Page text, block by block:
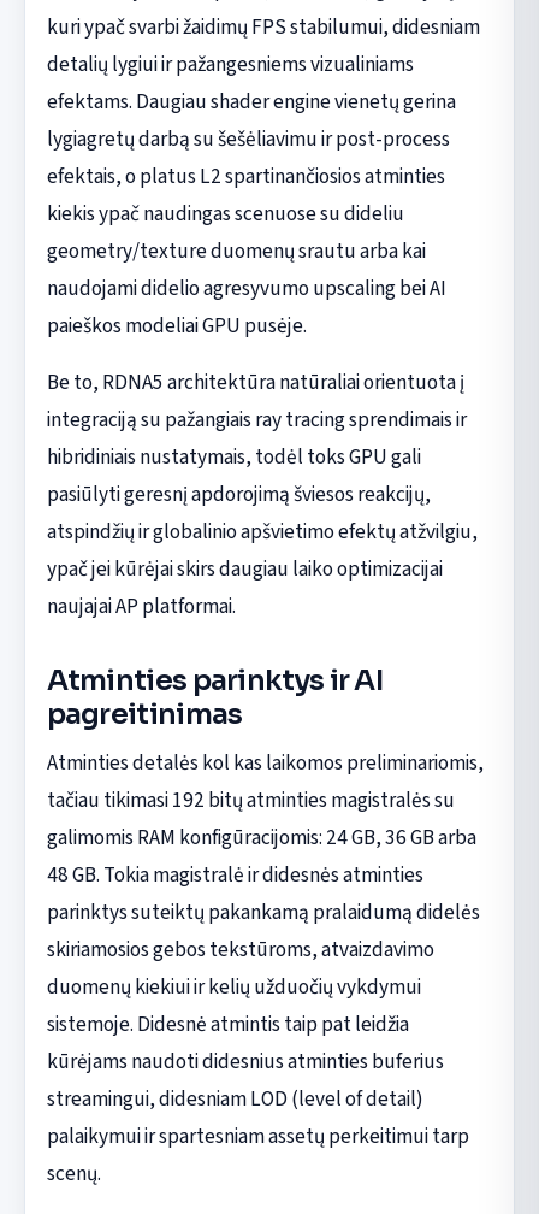
kuri ypač svarbi žaidimų FPS stabilumui, didesniam
detalių lygiui ir pažangesniems vizualiniams
efektams. Daugiau shader engine vienetų gerina
lygiagretų darbą su šešėliavimu ir post-process
efektais, o platus L2 spartinančiosios atminties
kiekis ypač naudingas scenuose su dideliu
geometry/texture duomenų srautu arba kai
naudojami didelio agresyvumo upscaling bei AI
paieškos modeliai GPU pusėje.
Be to, RDNA5 architektūra natūraliai orientuota į
integraciją su pažangiais ray tracing sprendimais ir
hibridiniais nustatymais, todėl toks GPU gali
pasiūlyti geresnį apdorojimą šviesos reakcijų,
atspindžių ir globalinio apšvietimo efektų atžvilgiu,
ypač jei kūrėjai skirs daugiau laiko optimizacijai
naujajai AP platformai.
Atminties parinktys ir AI
pagreitinimas
Atminties detalės kol kas laikomos preliminariomis,
tačiau tikimasi 192 bitų atminties magistralės su
galimomis RAM konfigūracijomis: 24 GB, 36 GB arba
48 GB. Tokia magistralė ir didesnės atminties
parinktys suteiktų pakankamą pralaidumą didelės
skiriamosios gebos tekstūroms, atvaizdavimo
duomenų kiekiui ir kelių užduočių vykdymui
sistemoje. Didesnė atmintis taip pat leidžia
kūrėjams naudoti didesnius atminties buferius
streamingui, didesniam LOD (level of detail)
palaikymui ir spartesniam assetų perkeitimui tarp
scenų.